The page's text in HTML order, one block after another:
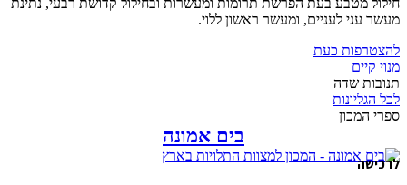
חילול מטבע בעת הפרשת תרומות ומעשרות ובחילול קדושת רבעי, נתינת
מעשר עני לעניים, ומעשר ראשון ללוי.
להצטרפות כעת
מנוי קיים
תנובות שדה
לכל הגליונות
ספרי המכון
בים אמונה
לרכישה